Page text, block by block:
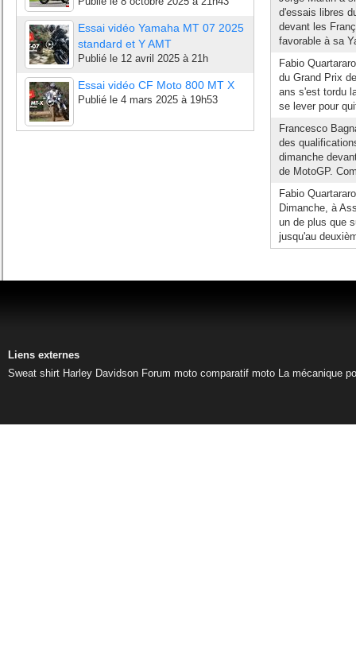
Essai vidéo Yamaha MT 07 2025
standard et Y AMT
Publié le 12 avril 2025 à 21h
Essai vidéo CF Moto 800 MT X
Publié le 4 mars 2025 à 19h53
d'essais libres
devant les
favorable à sa
Fabio
du Grand Prix
ans s'est tordu
se lever pour
Francesco
des
dimanche
de MotoGP.
Fabio
Dimanche, à
un de plus que
jusqu'au
Liens externes
Sweat shirt Harley Davidson Forum moto comparatif moto La mécanique